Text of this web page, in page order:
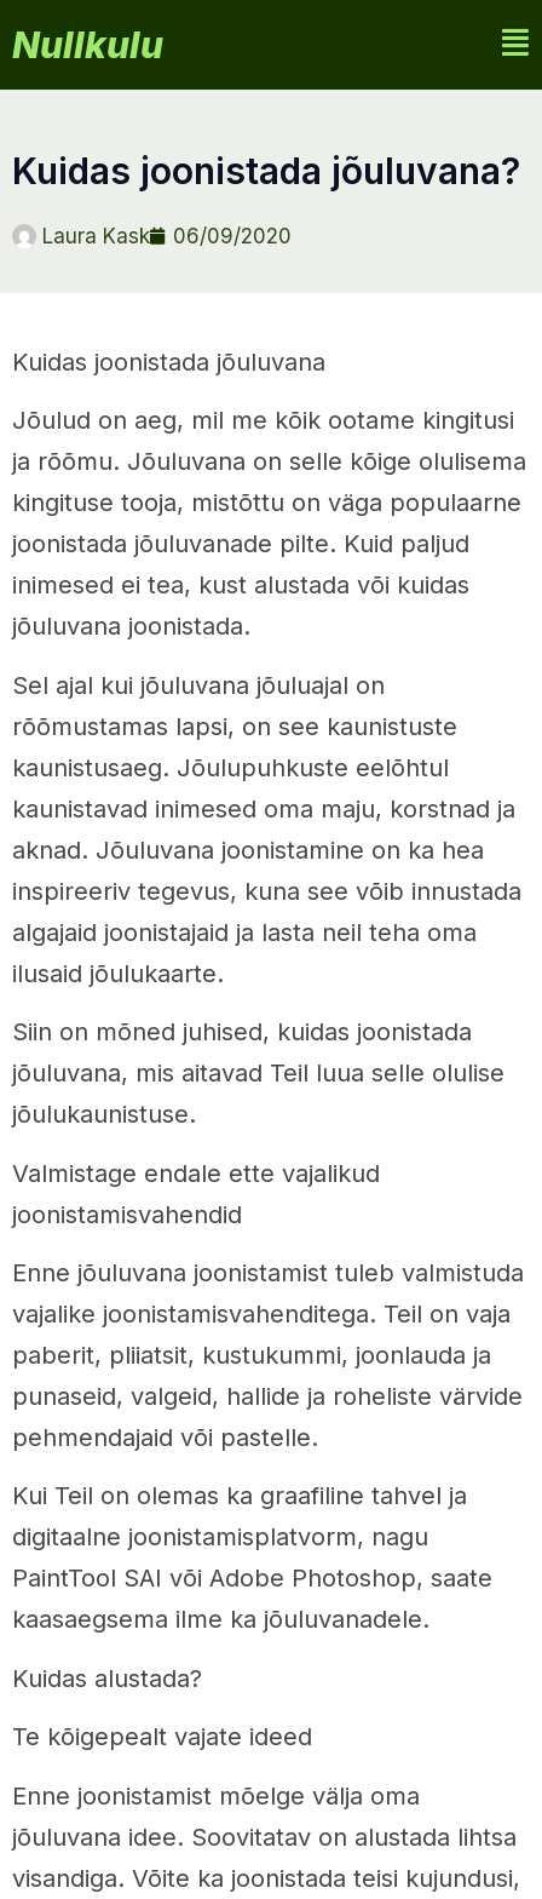
Nullkulu
kuidas joonistada jõuluvana?
Laura Kask 06/09/2020
Kuidas joonistada jõuluvana
Jõulud on aeg, mil me kõik ootame kingitusi
ja rõõmu. Jõuluvana on selle kõige olulisema
kingituse tooja, mistõttu on väga populaarne
joonistada jõuluvanade pilte. Kuid paljud
inimesed ei tea, kust alustada või kuidas
jõuluvana joonistada.
Sel ajal kui jõuluvana jõuluajal on
rõõmustamas lapsi, on see kaunistuste
kaunistusaeg. Jõulupuhkuste eelõhtul
kaunistavad inimesed oma maju, korstnad ja
aknad. Jõuluvana joonistamine on ka hea
inspireeriv tegevus, kuna see võib innustada
algajaid joonistajaid ja lasta neil teha oma
ilusaid jõulukaarte.
Siin on mõned juhised, kuidas joonistada
jõuluvana, mis aitavad Teil luua selle olulise
jõulukaunistuse.
Valmistage endale ette vajalikud
joonistamisvahendid
Enne jõuluvana joonistamist tuleb valmistuda
vajalike joonistamisvahenditega. Teil on vaja
paberit, pliiatsit, kustukummi, joonlauda ja
punaseid, valgeid, hallide ja roheliste värvide
pehmendajaid või pastelle.
Kui Teil on olemas ka graafiline tahvel ja
digitaalne joonistamisplatvorm, nagu
PaintTool SAI või Adobe Photoshop, saate
kaasaegsema ilme ka jõuluvanadele.
Kuidas alustada?
Te kõigepealt vajate ideed
Enne joonistamist mõelge välja oma
jõuluvana idee. Soovitatav on alustada lihtsa
visandiga. Võite ka joonistada teisi kujundusi,